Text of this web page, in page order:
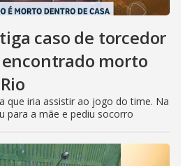
caso de torcedor
morto
que iria assistir ao jogo do time. Na
para a mãe e pediu socorro